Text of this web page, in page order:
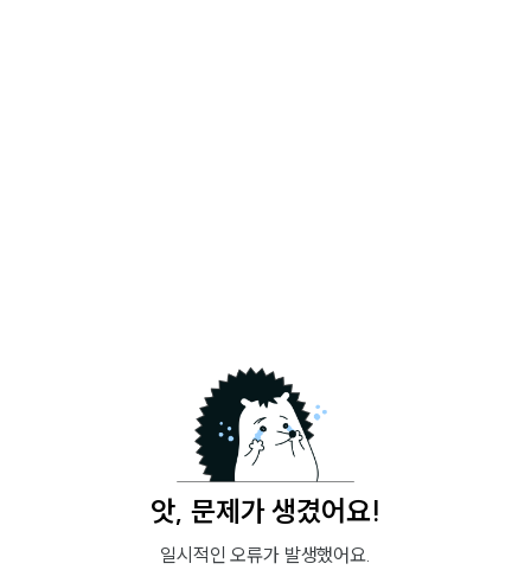
앗, 문제가 생겼어요!
일시적인 오류가 발생했어요.